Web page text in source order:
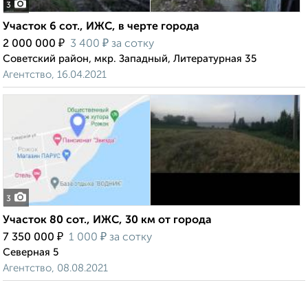
3
Участок 6 сот., ИЖС, в черте города
2 000 000 ₽ 3 400 ₽ за сотку
Советский район, мкр. Западный, Литературная 35
Агентство, 16.04.2021
3
Участок 80 сот., ИЖС, 30 км от города
7 350 000 ₽ 1 000 ₽ за сотку
Северная 5
Агентство, 08.08.2021